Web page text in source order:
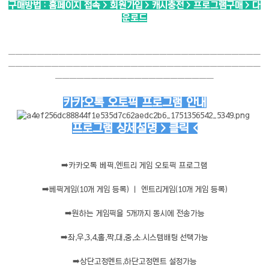
구매방법 : 홈페이지 접속 > 회원가입 > 캐시충전 > 프로그램구매 > 다
운로드
───────────────────────────────────
───────────────────────────────────
──────────────────────
카카오톡 오토픽 프로그램 안내
프로그램 상세설명 > 클릭 <
➡️카카오톡 베픽,엔트리 게임 오토픽 프로그램
➡️ 베픽게임(10개 게임 등록) ㅣ 엔트리게임(10개 게임 등록)
➡️원하는 게임픽을 5개까지 동시에 전송가능
➡️좌,우,3,4,홀,짝,대,중,소.시스템배팅 선택가능
➡️상단고정멘트,하단고정멘트 설정가능